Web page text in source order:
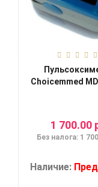
Choicemmed
1 700.00
Без налога: 1
Наличие: